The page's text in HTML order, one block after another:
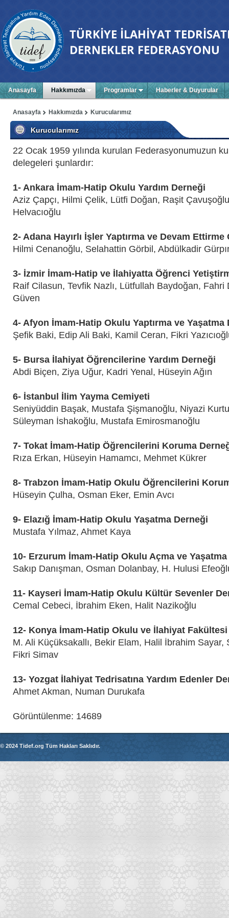
Anasayfa Hakkımızda Programlar Haberler & Duyurular
Kurucularımız
Hakkımızda
Anasayfa
Kurucularımız
22 Ocak 1959 yılında kurulan Federasyonumuzun
delegeleri şunlardır:
1- Ankara İmam-Hatip Okulu Yardım Derneği
Aziz Çapçı, Hilmi Çelik, Lütfi Doğan, Raşit
Helvacıoğlu
2- Adana Hayırlı İşler Yaptırma ve Devam Ettirme
Hilmi Cenanoğlu, Selahattin Görbil, Abdülkadir
3- İzmir İmam-Hatip ve İlahiyatta Öğrenci
Raif Cilasun, Tevfik Nazlı, Lütfullah Baydoğan, Fahri
Güven
4- Afyon İmam-Hatip Okulu Yaptırma ve Yaşatma
Şefik Baki, Edip Ali Baki, Kamil Ceran, Fikri
5- Bursa İlahiyat Öğrencilerine Yardım Derneği
Abdi Biçen, Ziya Uğur, Kadri Yenal, Hüseyin Ağın
6- İstanbul İlim Yayma Cemiyeti
Seniyüddin Başak, Mustafa Şişmanoğlu, Niyazi
Süleyman İshakoğlu, Mustafa Emirosmanoğlu
7- Tokat İmam-Hatip Öğrencilerini Koruma
Rıza Erkan, Hüseyin Hamamcı, Mehmet Kükrer
8- Trabzon İmam-Hatip Okulu Öğrencilerini
Hüseyin Çulha, Osman Eker, Emin Avcı
9- Elazığ İmam-Hatip Okulu Yaşatma Derneği
Mustafa Yılmaz, Ahmet Kaya
10- Erzurum İmam-Hatip Okulu Açma ve
Sakıp Danışman, Osman Dolanbay, H. Hulusi
11- Kayseri İmam-Hatip Okulu Kültür Sevenler
Cemal Cebeci, İbrahim Eken, Halit Nazikoğlu
12- Konya İmam-Hatip Okulu ve İlahiyat Fakültesi
M. Ali Küçüksakallı, Bekir Elam, Halil İbrahim Sayar,
Fikri Simav
13- Yozgat İlahiyat Tedrisatına Yardım Edenler
Ahmet Akman, Numan Durukafa
Görüntülenme: 14689
© 2024 Tidef.org Tüm Hakları Saklıdır.